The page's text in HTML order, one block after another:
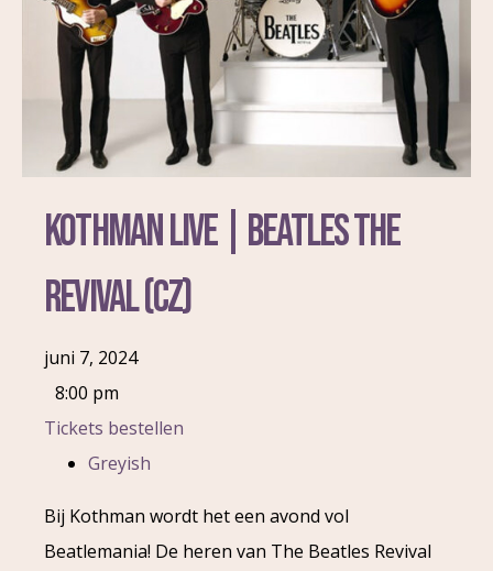
Kothman Live | Beatles The
Revival (CZ)
juni 7, 2024
8:00 pm
Tickets bestellen
Greyish
Bij Kothman wordt het een avond vol
Beatlemania! De heren van The Beatles Revival